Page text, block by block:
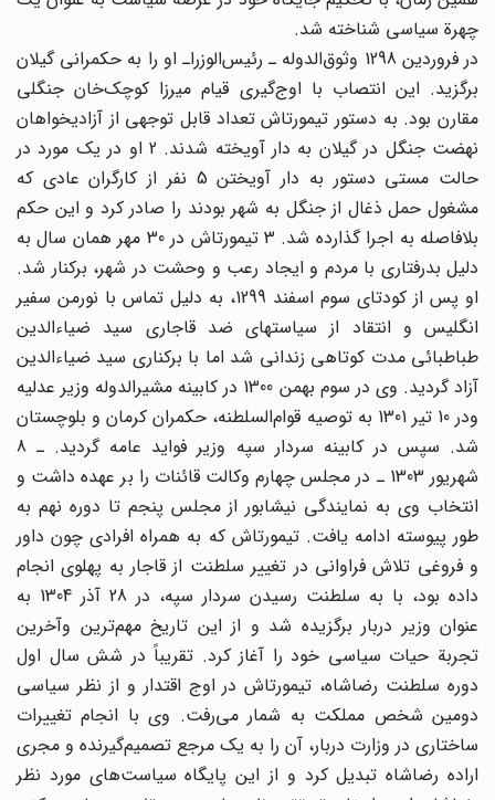
چهرة سیاسی شناخته شد.
در فروردین 1298 وثوق‌الدوله ـ رئیس‌الوزراـ او را به حکمرانی گیلان
برگزید. این انتصاب با اوج‌گیری قیام میرزا کوچک‌خان جنگلی
مقارن بود. به دستور تیمورتاش تعداد قابل توجهی از آزادیخواهان
نهضت جنگل در گیلان به دار آویخته شدند. 2 او در یک مورد در
حالت مستی دستور به دار آویختن 5 نفر از کارگران عادی که
مشغول حمل ذغال از جنگل به شهر بودند را صادر کرد و این حکم
بلافاصله به اجرا گذارده شد. 3 تیمورتاش در 30 مهر همان سال به
دلیل بدرفتاری با مردم و ایجاد رعب و وحشت در شهر، برکنار شد.
او پس از کودتای سوم اسفند 1299، به دلیل تماس با نورمن سفیر
انگلیس و انتقاد از سیاستهای ضد قاجاری سید ضیاءالدین
طباطبائی مدت کوتاهی زندانی شد اما با برکناری سید ضیاءالدین
آزاد گردید. وی در سوم بهمن 1300 در کابینه مشیرالدوله وزیر عدلیه
ودر 10 تیر 1301 به توصیه قوام‌السلطنه، حکمران کرمان و بلوچستان
شد. سپس در کابینه سردار سپه وزیر فواید عامه گردید. ـ 8
شهریور 1303 ـ در مجلس چهارم وکالت قائنات را بر عهده داشت و
انتخاب وی به نمایندگی نیشابور از مجلس پنجم تا دوره نهم به
طور پیوسته ادامه یافت. تیمورتاش که به همراه افرادی چون داور
و فروغی تلاش فراوانی در تغییر سلطنت از قاجار به پهلوی انجام
داده بود، با به سلطنت رسیدن سردار سپه، در 28 آذر 1304 به
عنوان وزیر دربار برگزیده شد و از این تاریخ مهم‌ترین و‌آخرین
تجربة حیات سیاسی خود را آغاز کرد. تقریباً در شش سال اول
دوره سلطنت رضاشاه، تیمورتاش در اوج اقتدار و از نظر سیاسی
دومین شخص مملکت به شمار می‌رفت. وی با انجام تغییرات
ساختاری در وزارت دربار، آن را به یک مرجع تصمیم‌گیرنده و مجری
اراده رضاشاه تبدیل کرد و از این پایگاه سیاست‌های مورد نظر